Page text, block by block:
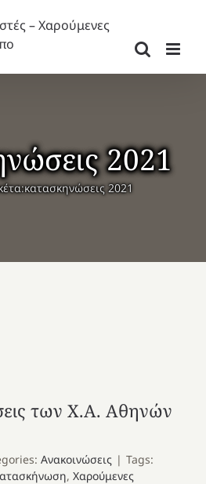
2021
κατασκηνώσεις 2021
των Χ.Α. Αθηνών
Ανακοινώσεις | Tags:
, Χαρούμενες